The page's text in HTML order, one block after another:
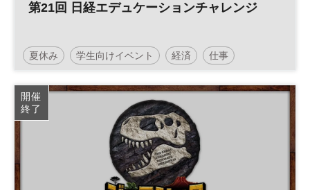
第21回 日経エデュケーションチャレンジ
夏休み 学生向けイベント 経済 仕事
キャリア 社会 日経エデュケーションチャレンジ
高校生 キャリア教育
セミナー
開催
終了